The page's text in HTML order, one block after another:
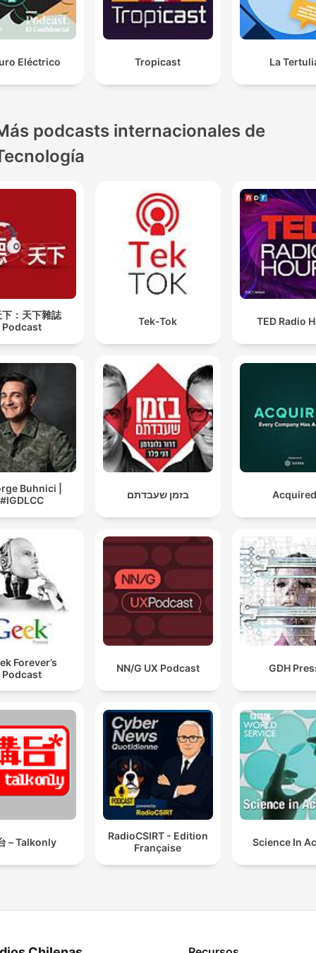
Eléctrico Tropicast La
podcasts internacionales de
：天下雜誌
Podcast
Tek-Tok TED Radio
Buhnici |
#IGDLCC
בזמן שעבדתם Acquired
Forever’s
Podcast
NN/G UX Podcast GDH
– Talkonly
RadioCSIRT - Edition
Française
Science In